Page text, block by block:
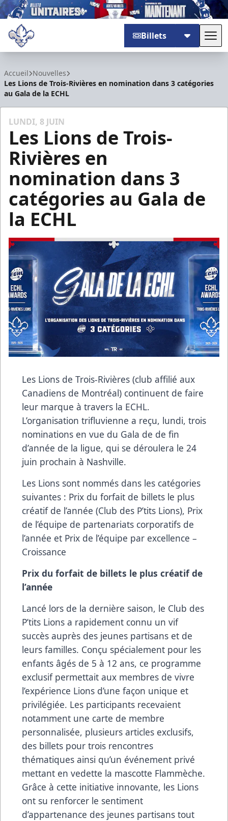
Billets
Accueil Nouvelles
Les Lions de Trois-Rivières en nomination dans 3 catégories
au Gala de la ECHL
LUNDI, 8 JUIN
Les Lions de Trois-
Rivières en
nomination dans 3
catégories au Gala de
la ECHL
Les Lions de Trois-Rivières (club affilié aux
Canadiens de Montréal) continuent de faire
leur marque à travers la ECHL.
L’organisation trifluvienne a reçu, lundi, trois
nominations en vue du Gala de de fin
d’année de la ligue, qui se déroulera le 24
juin prochain à Nashville.
Les Lions sont nommés dans les catégories
suivantes : Prix du forfait de billets le plus
créatif de l’année (Club des P’tits Lions), Prix
de l’équipe de partenariats corporatifs de
l’année et Prix de l’équipe par excellence –
Croissance
Prix du forfait de billets le plus créatif de
l’année
Lancé lors de la dernière saison, le Club des
P’tits Lions a rapidement connu un vif
succès auprès des jeunes partisans et de
leurs familles. Conçu spécialement pour les
enfants âgés de 5 à 12 ans, ce programme
exclusif permettait aux membres de vivre
l’expérience Lions d’une façon unique et
privilégiée. Les participants recevaient
notamment une carte de membre
personnalisée, plusieurs articles exclusifs,
des billets pour trois rencontres
thématiques ainsi qu’un événement privé
mettant en vedette la mascotte Flammèche.
Grâce à cette initiative innovante, les Lions
ont su renforcer le sentiment
d’appartenance des jeunes partisans tout